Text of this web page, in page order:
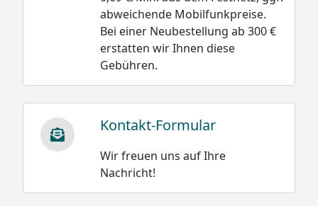
abweichende Mobilfunkpreise.
Bei einer Neubestellung ab 300 €
erstatten wir Ihnen diese
Gebühren.
Kontakt-Formular
Wir freuen uns auf Ihre
Nachricht!